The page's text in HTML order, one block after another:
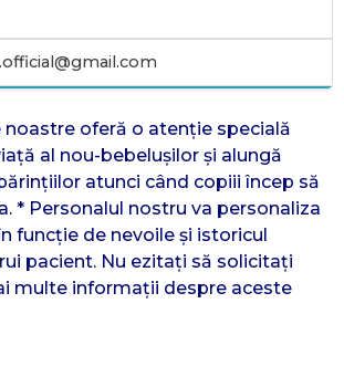
oferă o atenție specială
al nou-bebelușilor și alungă
atunci când copiii încep să
* Personalul nostru va personaliza
funcție de nevoile și istoricul
pacient. Nu ezitați să solicitați
multe informații despre aceste